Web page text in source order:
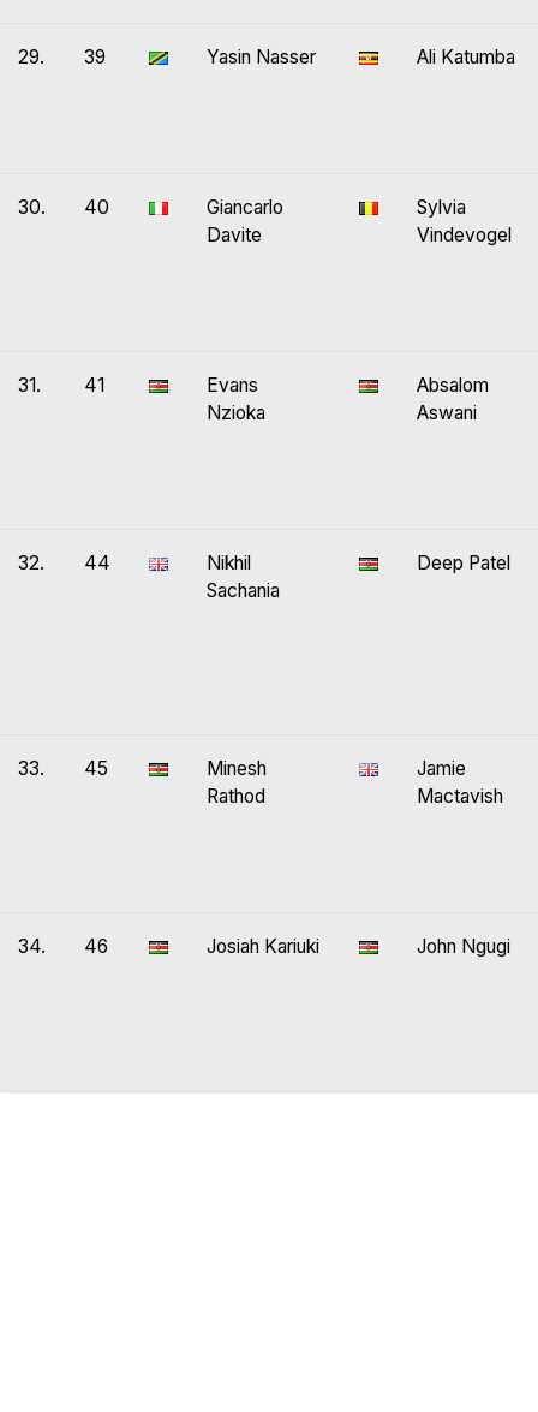
29. 39 Yasin Nasser Ali Katumba
30. 40
Giancarlo
Davite
Sylvia
Vindevogel
31. 41
Evans
Nzioka
Absalom
Aswani
32. 44
Nikhil
Sachania
Deep Patel
33. 45
Minesh
Rathod
Jamie
Mactavish
34. 46 Josiah Kariuki John Ngugi